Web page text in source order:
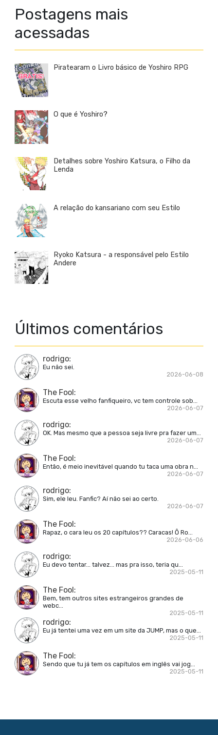
Postagens mais
acessadas
Piratearam o Livro básico de Yoshiro RPG
O que é Yoshiro?
Detalhes sobre Yoshiro Katsura, o Filho da
Lenda
A relação do kansariano com seu Estilo
Ryoko Katsura - a responsável pelo Estilo
Andere
Últimos comentários
rodrigo:
Eu não sei.
2026-06-08
The Fool:
Escuta esse velho fanfiqueiro, vc tem controle sob...
2026-06-07
rodrigo:
OK. Mas mesmo que a pessoa seja livre pra fazer um...
2026-06-07
The Fool:
Então, é meio inevitável quando tu taca uma obra n...
2026-06-07
rodrigo:
Sim, ele leu. Fanfic? Aí não sei ao certo.
2026-06-07
The Fool:
Rapaz, o cara leu os 20 capítulos?? Caracas! Ô Ro...
2026-06-06
rodrigo:
Eu devo tentar... talvez... mas pra isso, teria qu...
2025-05-11
The Fool:
Bem, tem outros sites estrangeiros grandes de
webc...
2025-05-11
rodrigo:
Eu já tentei uma vez em um site da JUMP, mas o que...
2025-05-11
The Fool:
Sendo que tu já tem os capítulos em inglês vai jog...
2025-05-11